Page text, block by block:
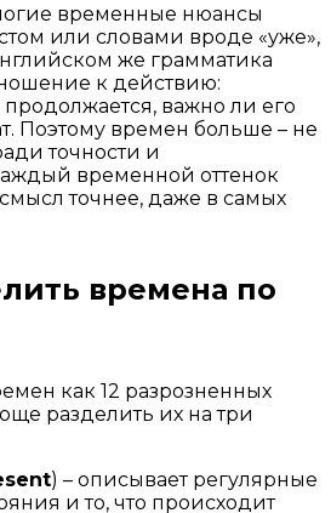
временные нюансы
или словами вроде «уже»,
же грамматика
к действию:
важно ли его
Поэтому времен больше – не
точности и
временной оттенок
точнее, даже в самых
времена по
как 12 разрозненных
разделить их на три
) – описывает регулярные
и то, что происходит